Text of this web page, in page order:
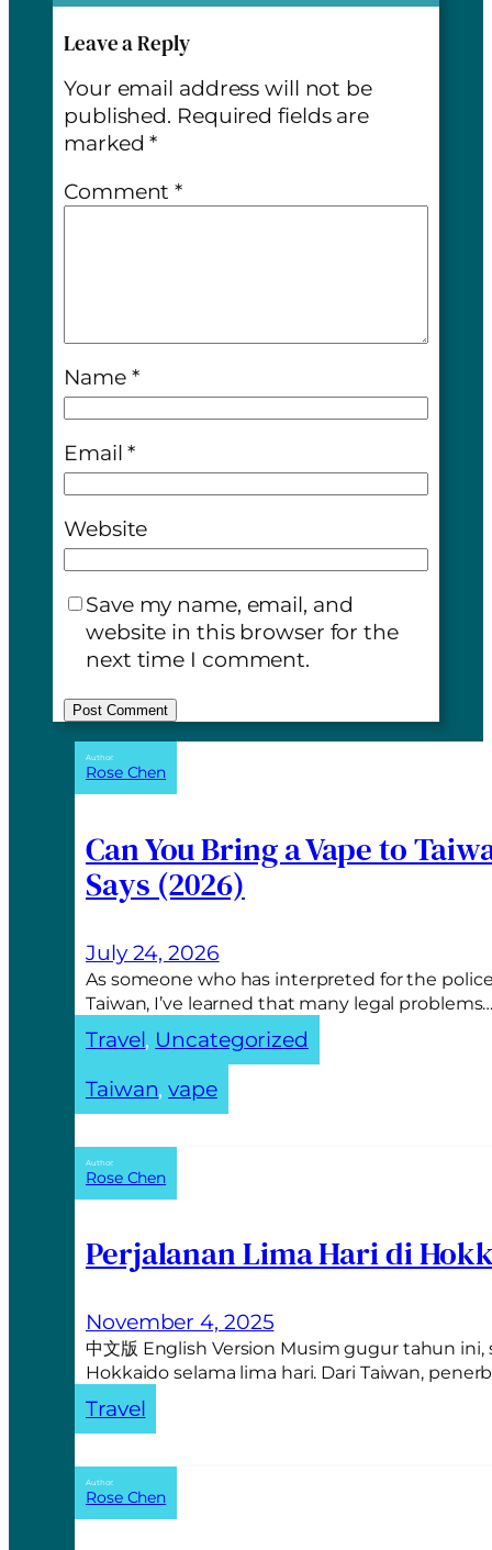
Author:
Rose Chen
Can You Bring a Vape to
Says (2026)
July 24, 2026
As someone who has interpreted for the
Taiwan, I’ve learned that many legal
Travel, Uncategorized
Taiwan, vape
Author:
Rose Chen
Perjalanan Lima Hari di
November 4, 2025
中文版 English Version Musim gugur tahun
Hokkaido selama lima hari. Dari Taiwan,
Travel
Author:
Rose Chen
Leave a Reply
Your email address will not be
published. Required fields are
marked*
Comment*
Name *
Email*
Website
Save my name, email, and
website in this browser for the
next time I comment.